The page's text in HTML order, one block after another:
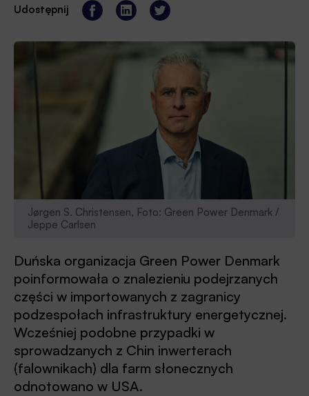
Udostępnij
Jørgen S. Christensen, Foto: Green Power Denmark /
Jeppe Carlsen
Duńska organizacja Green Power Denmark
poinformowała o znalezieniu podejrzanych
części w importowanych z zagranicy
podzespołach infrastruktury energetycznej.
Wcześniej podobne przypadki w
sprowadzanych z Chin inwerterach
(falownikach) dla farm słonecznych
odnotowano w USA.